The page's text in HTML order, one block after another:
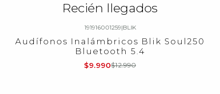
Recién llegados
-23%OFF
191916001259|BLIK
Audífonos Inalámbricos Blik Soul250
Bluetooth 5.4
$9.990$12.990